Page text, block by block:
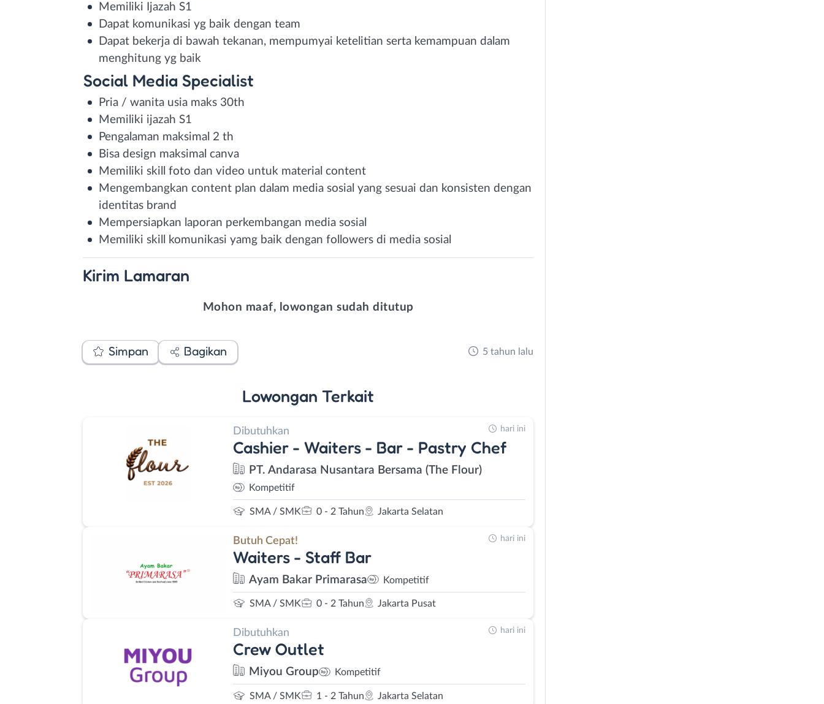
Memiliki Ijazah S1
Dapat komunikasi yg baik dengan team
Dapat bekerja di bawah tekanan, mempumyai ketelitian serta kemampuan dalam
menghitung yg baik
Social Media Specialist
Pria / wanita usia maks 30th
Memiliki ijazah S1
Pengalaman maksimal 2 th
Bisa design maksimal canva
Memiliki skill foto dan video untuk material content
Mengembangkan content plan dalam media sosial yang sesuai dan konsisten dengan
identitas brand
Mempersiapkan laporan perkembangan media sosial
Memiliki skill komunikasi yamg baik dengan followers di media sosial
Kirim Lamaran
Mohon maaf, lowongan sudah ditutup
Simpan Bagikan 5 tahun lalu
Lowongan Terkait
Dibutuhkan
Cashier - Waiters - Bar - Pastry Chef
PT. Andarasa Nusantara Bersama (The Flour)
Kompetitif
SMA / SMK 0 - 2 Tahun Jakarta Selatan
hari ini
Butuh Cepat!
Waiters - Staff Bar
Ayam Bakar Primarasa Kompetitif
SMA / SMK 0 - 2 Tahun Jakarta Pusat
hari ini
Dibutuhkan
Crew Outlet
Miyou Group Kompetitif
SMA / SMK 1 - 2 Tahun Jakarta Selatan
hari ini